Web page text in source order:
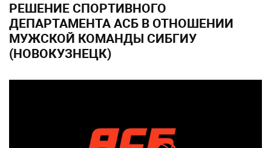
РЕШЕНИЕ СПОРТИВНОГО
ДЕПАРТАМЕНТА АСБ В ОТНОШЕНИИ
МУЖСКОЙ КОМАНДЫ СИБГИУ
(НОВОКУЗНЕЦК)